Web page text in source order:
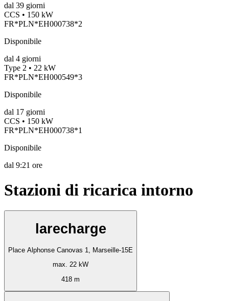
dal 39 giorni
CCS • 150 kW
FR*PLN*EH000738*2
Disponibile
dal 4 giorni
Type 2 • 22 kW
FR*PLN*EH000549*3
Disponibile
dal 17 giorni
CCS • 150 kW
FR*PLN*EH000738*1
Disponibile
dal 9:21 ore
Stazioni di ricarica intorno
larecharge
Place Alphonse Canovas 1, Marseille-15E
max. 22 kW
418 m